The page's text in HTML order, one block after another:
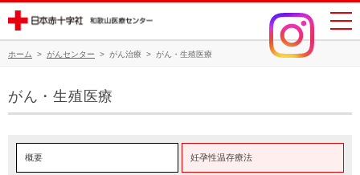
ホーム > がんセンター > がん治療 > がん・生殖医療
がん・生殖医療
概要 妊孕性温存療法